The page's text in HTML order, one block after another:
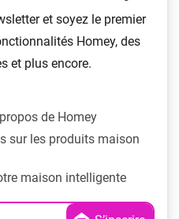
et soyez le premier
Homey, des
et plus encore.
de Homey
sur les produits maison
maison intelligente